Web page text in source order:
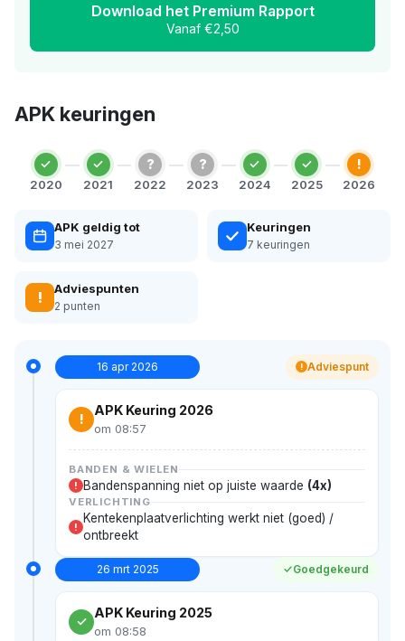
Download het Premium Rapport
Vanaf €2,50
APK keuringen
2020 2021
?
2022
?
2023 2024 2025
!
2026
APK geldig tot
3 mei 2027
Keuringen
7 keuringen
! Adviespunten
2 punten
16 apr 2026 ! Adviespunt
!
APK Keuring 2026
om 08:57
BANDEN & WIELEN
! Bandenspanning niet op juiste waarde (4x)
VERLICHTING
!
Kentekenplaatverlichting werkt niet (goed) /
ontbreekt
26 mrt 2025 Goedgekeurd
APK Keuring 2025
om 08:58